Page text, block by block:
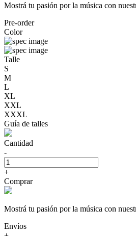
Mostrá tu pasión por la música con
Pre-order
Color
Talle
S
M
L
XL
XXL
XXXL
Guía de talles
Cantidad
-
+
Comprar
Mostrá tu pasión por la música con
Envíos